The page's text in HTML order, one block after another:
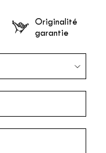
Originalité
garantie